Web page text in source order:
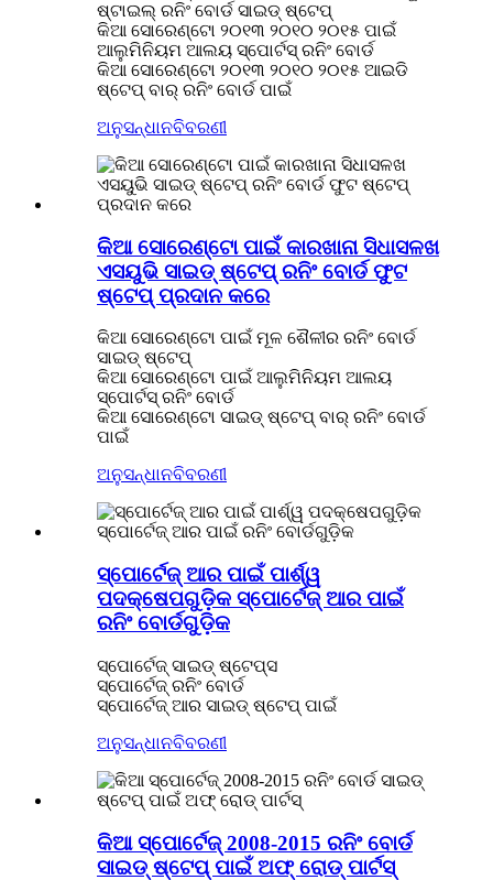
ଷ୍ଟାଇଲ୍ ରନିଂ ବୋର୍ଡ ସାଇଡ୍ ଷ୍ଟେପ୍
କିଆ ସୋରେଣ୍ଟୋ ୨୦୧୩ ୨୦୧୦ ୨୦୧୫ ପାଇଁ
ଆଲୁମିନିୟମ ଆଲୟ ସ୍ପୋର୍ଟସ୍ ରନିଂ ବୋର୍ଡ
କିଆ ସୋରେଣ୍ଟୋ ୨୦୧୩ ୨୦୧୦ ୨୦୧୫ ଆଇଡି
ଷ୍ଟେପ୍ ବାର୍ ରନିଂ ବୋର୍ଡ ପାଇଁ
ଅନୁସନ୍ଧାନବିବରଣୀ
କିଆ ସୋରେଣ୍ଟୋ ପାଇଁ କାରଖାନା ସିଧାସଳଖ
ଏସୟୁଭି ସାଇଡ୍ ଷ୍ଟେପ୍ ରନିଂ ବୋର୍ଡ ଫୁଟ
ଷ୍ଟେପ୍ ପ୍ରଦାନ କରେ
କିଆ ସୋରେଣ୍ଟୋ ପାଇଁ ମୂଳ ଶୈଳୀର ରନିଂ ବୋର୍ଡ
ସାଇଡ୍ ଷ୍ଟେପ୍
କିଆ ସୋରେଣ୍ଟୋ ପାଇଁ ଆଲୁମିନିୟମ ଆଲୟ
ସ୍ପୋର୍ଟସ୍ ରନିଂ ବୋର୍ଡ
କିଆ ସୋରେଣ୍ଟୋ ସାଇଡ୍ ଷ୍ଟେପ୍ ବାର୍ ରନିଂ ବୋର୍ଡ
ପାଇଁ
ଅନୁସନ୍ଧାନବିବରଣୀ
ସ୍ପୋର୍ଟେଜ୍ ଆର ପାଇଁ ପାର୍ଶ୍ୱ
ପଦକ୍ଷେପଗୁଡ଼ିକ ସ୍ପୋର୍ଟେଜ୍ ଆର ପାଇଁ
ରନିଂ ବୋର୍ଡଗୁଡ଼ିକ
ସ୍ପୋର୍ଟେଜ୍ ସାଇଡ୍ ଷ୍ଟେପ୍ସ
ସ୍ପୋର୍ଟେଜ୍ ରନିଂ ବୋର୍ଡ
ସ୍ପୋର୍ଟେଜ୍ ଆର ସାଇଡ୍ ଷ୍ଟେପ୍ ପାଇଁ
ଅନୁସନ୍ଧାନବିବରଣୀ
କିଆ ସ୍ପୋର୍ଟେଜ୍ 2008-2015 ରନିଂ ବୋର୍ଡ
ସାଇଡ୍ ଷ୍ଟେପ୍ ପାଇଁ ଅଫ୍ ରୋଡ୍ ପାର୍ଟସ୍